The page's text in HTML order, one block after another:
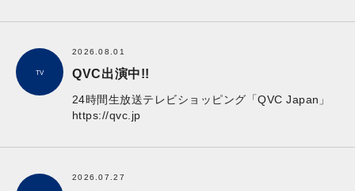
TV
2026.08.01
QVC出演中!!
24時間生放送テレビショッピング「QVC Japan」
https://qvc.jp
2026.07.27